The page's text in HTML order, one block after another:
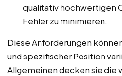
qualitativ hochwertigen
Fehler zu minimieren.
Diese Anforderungen
und spezifischer Position
Allgemeinen decken sie die